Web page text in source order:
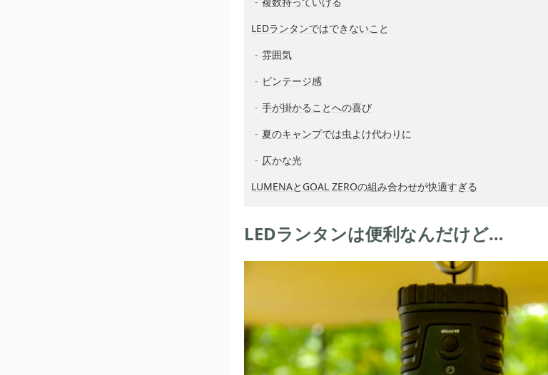
LEDランタンではできないこと
雰囲気
ビンテージ感
手が掛かることへの喜び
夏のキャンプでは虫よけ代わりに
仄かな光
LUMENAとGOAL ZEROの組み合わせが快適すぎる
LEDランタンは便利なんだけど…